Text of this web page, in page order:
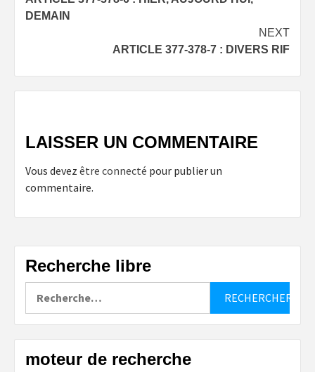
navigation
DEMAIN
NEXT
ARTICLE 377-378-7 : DIVERS RIF
LAISSER UN COMMENTAIRE
Vous devez être connecté pour publier un
commentaire.
Recherche libre
moteur de recherche